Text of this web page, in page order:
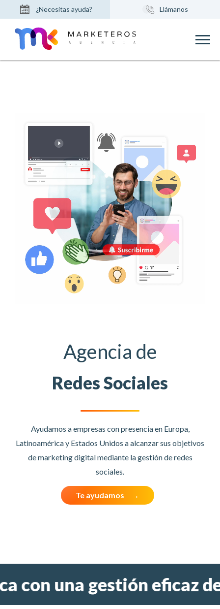
¿Necesitas ayuda?
Contáctanos
Soporte Técnico
Llámanos
Agencia de
Redes Sociales
Ayudamos a empresas con presencia en Europa,
Latinoamérica y Estados Unidos a alcanzar sus objetivos
de marketing digital mediante la gestión de redes
sociales.
Te ayudamos
una gestión eficaz de